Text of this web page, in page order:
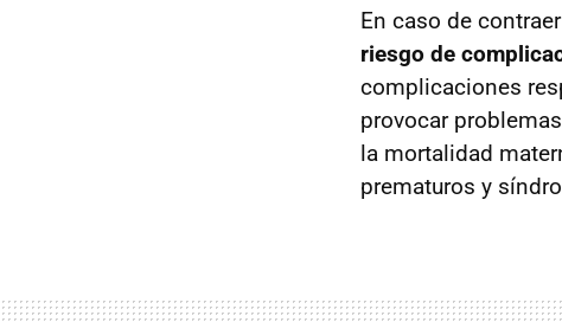
En caso de
riesgo de
complicaciones
provocar
la mortalidad
prematuros y